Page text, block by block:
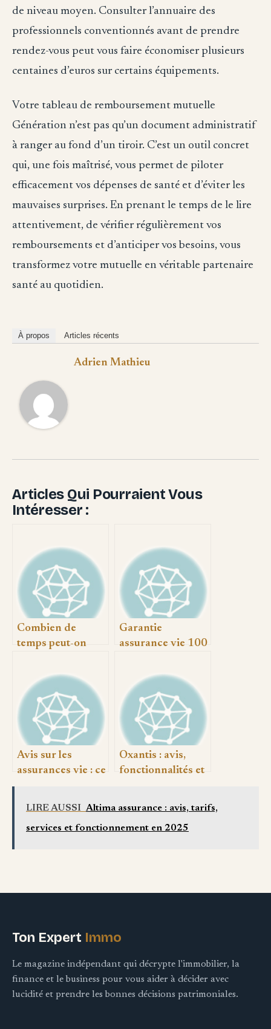
de niveau moyen. Consulter l’annuaire des
professionnels conventionnés avant de prendre
rendez-vous peut vous faire économiser plusieurs
centaines d’euros sur certains équipements.
Votre tableau de remboursement mutuelle
Génération n’est pas qu’un document administratif
à ranger au fond d’un tiroir. C’est un outil concret
qui, une fois maîtrisé, vous permet de piloter
efficacement vos dépenses de santé et d’éviter les
mauvaises surprises. En prenant le temps de le lire
attentivement, de vérifier régulièrement vos
remboursements et d’anticiper vos besoins, vous
transformez votre mutuelle en véritable partenaire
santé au quotidien.
À propos Articles récents
Adrien Mathieu
Articles Qui Pourraient Vous
Intéresser :
Combien de
temps peut-on
assurance auto
légalement
Garantie
assurance vie 100
fonctionnement,
limites et bonnes
pratiques
Avis sur les
assurances vie : ce
Oxantis : avis,
fonctionnalités et
LIRE AUSSI Altima assurance : avis, tarifs,
services et fonctionnement en 2025
Ton Expert Immo
Le magazine indépendant qui décrypte l'immobilier, la
finance et le business pour vous aider à décider avec
lucidité et prendre les bonnes décisions patrimoniales.